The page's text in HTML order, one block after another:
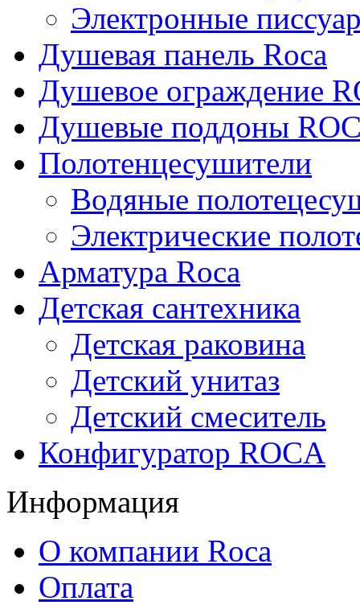
Электронные
Душевая панель Roca
Душевое ограждение
Душевые поддоны
Полотенцесушители
Водяные
Электрические
Арматура Roca
Детская сантехника
Детская раковина
Детский унитаз
Детский смеситель
Конфигуратор ROCA
Информация
О компании Roca
Оплата